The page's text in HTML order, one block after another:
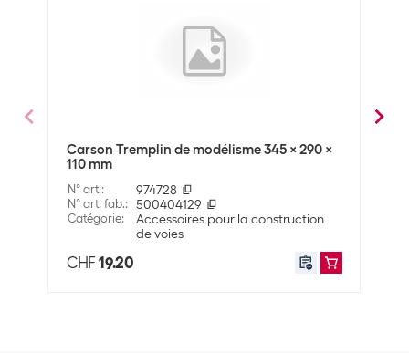
1610 g
Dimensions
Carson Tremplin de modélisme 345 x 290 x
110 mm
N° art.: 974728
N° art. fab.: 500404129
Catégorie:
Accessoires pour la construction
de voies
CHF 19.20